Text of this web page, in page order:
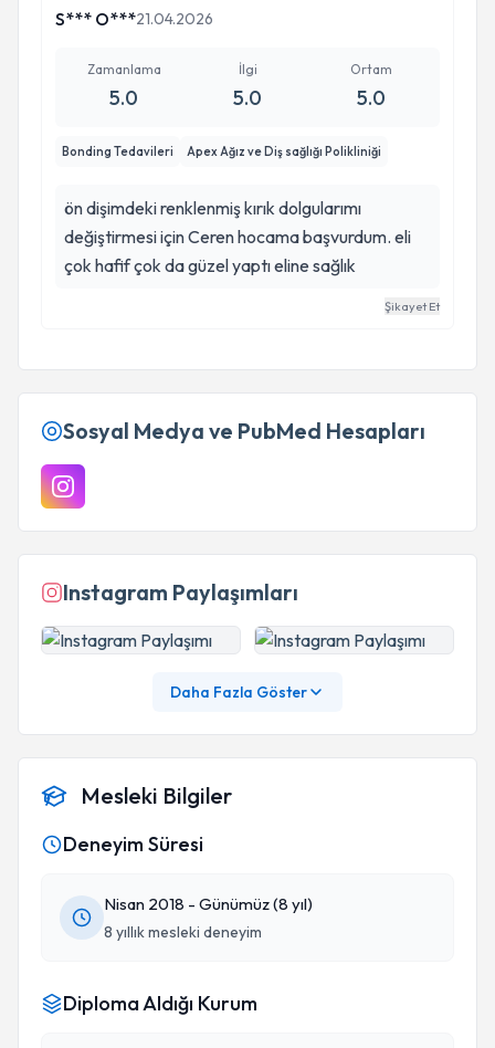
S*** O***21.04.2026
Zamanlama
5.0
İlgi
5.0
Ortam
5.0
Bonding Tedavileri Apex Ağız ve Diş sağlığı Polikliniği
ön dişimdeki renklenmiş kırık dolgularımı
değiştirmesi için Ceren hocama başvurdum. eli
çok hafif çok da güzel yaptı eline sağlık
Şikayet Et
Sosyal Medya ve PubMed Hesapları
Instagram Paylaşımları
Daha Fazla Göster
Mesleki Bilgiler
Deneyim Süresi
Nisan 2018 - Günümüz (8 yıl)
8 yıllık mesleki deneyim
Diploma Aldığı Kurum